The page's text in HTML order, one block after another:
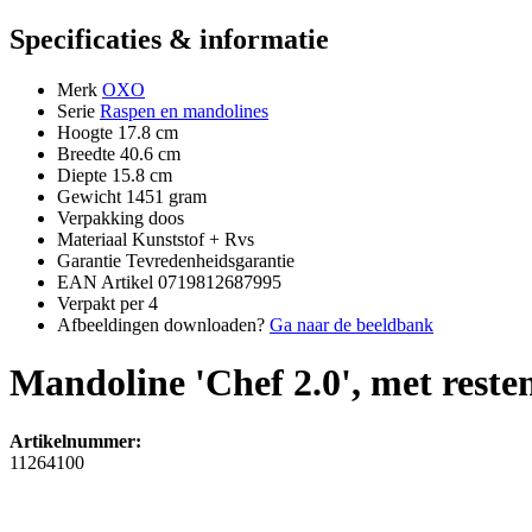
Specificaties & informatie
Merk OXO
Serie Raspen en mandolines
Hoogte 17.8 cm
Breedte 40.6 cm
Diepte 15.8 cm
Gewicht 1451 gram
Verpakking doos
Materiaal Kunststof + Rvs
Garantie Tevredenheidsgarantie
EAN Artikel 0719812687995
Verpakt per 4
Afbeeldingen downloaden? Ga naar de beeldbank
Mandoline 'Chef 2.0', met
Artikelnummer:
11264100